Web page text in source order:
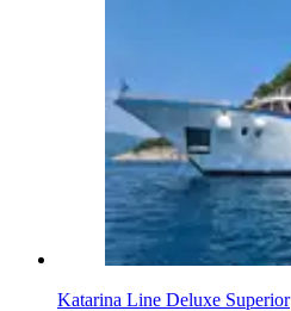
Katarina Line Deluxe Superior